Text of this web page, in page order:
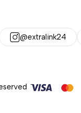
@extralink24